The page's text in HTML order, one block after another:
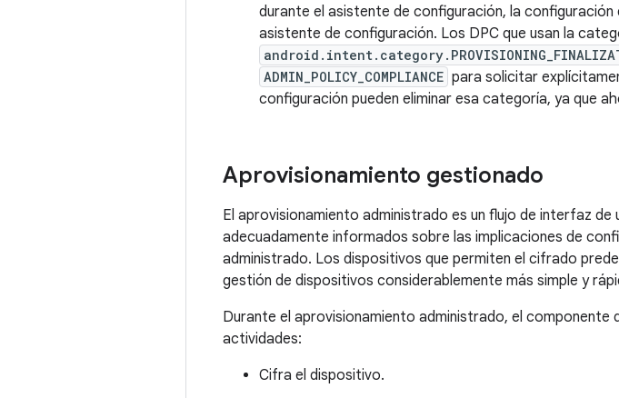
durante el asistente de configuración, la configuración
asistente de configuración. Los DPC que usan la
ADMIN_POLICY_COMPLIANCE para solicitar
configuración pueden eliminar esa categoría, ya que
Aprovisionamiento gestionado
El aprovisionamiento administrado es un flujo de interfaz
adecuadamente informados sobre las implicaciones de
administrado. Los dispositivos que permiten el cifrado
gestión de dispositivos considerablemente más simple y
Durante el aprovisionamiento administrado, el
actividades:
Cifra el dispositivo.